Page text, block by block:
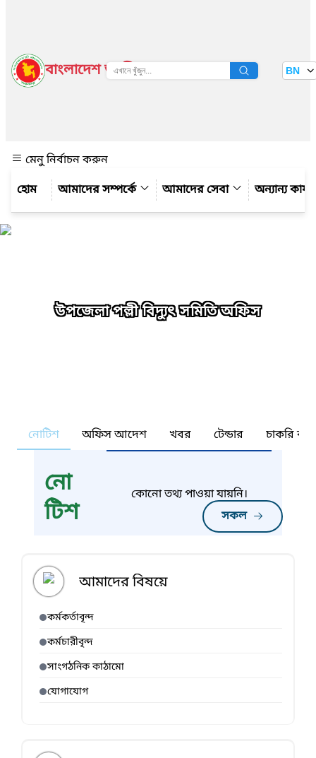
বাংলাদেশ জাতীয় তথ্য বাতায়ন BN
মেনু নির্বাচন করুন
আমাদের সম্পর্কে
আমাদের সেবা অন্যান্য
উপজেলা পল্লী বিদ্যুৎ সমিতি অফিস
নোটিশ অফিস আদেশ খবর টেন্ডার চাকরি
নো
টিশ
সকল
কোনো তথ্য পাওয়া যায়নি।
আমাদের বিষয়ে
কর্মকর্তাবৃন্দ
কর্মচারীবৃন্দ
সাংগঠনিক কাঠামো
যোগাযোগ